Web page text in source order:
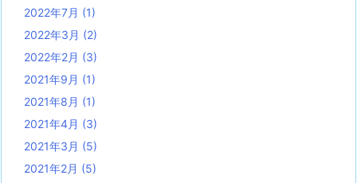
2022年7月 (1)
2022年3月 (2)
2022年2月 (3)
2021年9月 (1)
2021年8月 (1)
2021年4月 (3)
2021年3月 (5)
2021年2月 (5)